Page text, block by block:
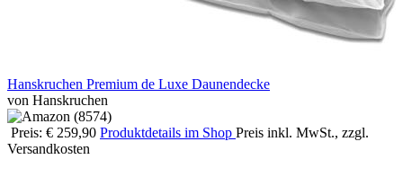
Hanskruchen Premium de Luxe Daunendecke
von Hanskruchen
Preis: € 259,90 Produktdetails im Shop Preis inkl. MwSt., zzgl.
Versandkosten